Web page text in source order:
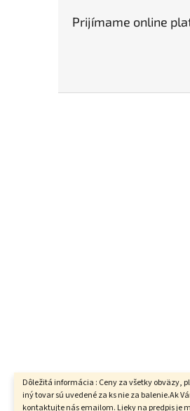
Dôležitá informácia : Ceny za všetky obväzy,
iný tovar sú uvedené za ks nie za balenie.Ak
kontaktujte nás emailom. Lieky na predpis je
Prijímame online